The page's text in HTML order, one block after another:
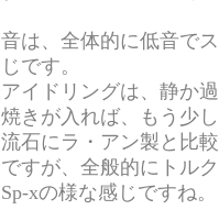
音は、全体的に低音で
じです。
アイドリングは、静か
焼きが入れば、もう少
流石にラ・アン製と比
ですが、全般的にトル
Sp-xの様な感じですね。